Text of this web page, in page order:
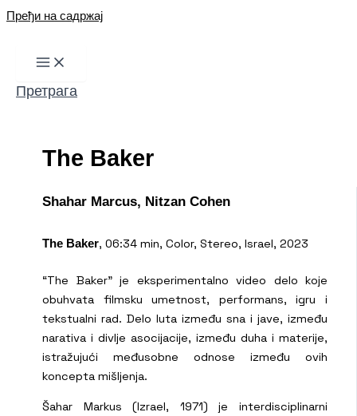
Пређи на садржај
Претрага
The Baker
Shahar Marcus, Nitzan Cohen
The Baker, 06:34 min, Color, Stereo, Israel, 2023
“The Baker” je eksperimentalno video delo koje
obuhvata filmsku umetnost, performans, igru i
tekstualni rad. Delo luta između sna i jave, između
narativa i divlje asocijacije, između duha i materije,
istražujući međusobne odnose između ovih
koncepta mišljenja.
Šahar Markus (Izrael, 1971) je interdisciplinarni